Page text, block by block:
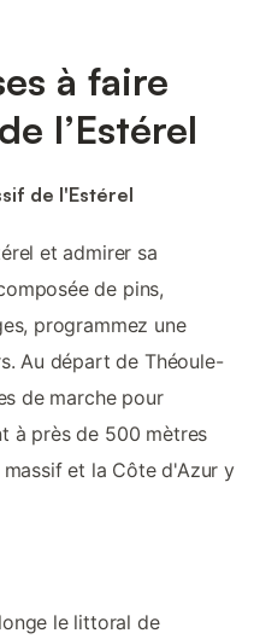
à faire
l’Estérel
de l'Estérel
et admirer sa
de pins,
programmez une
Au départ de Théoule-
de marche pour
à près de 500 mètres
et la Côte d'Azur y
le littoral de